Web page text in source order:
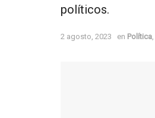
políticos.
2 agosto, 2023 en Política